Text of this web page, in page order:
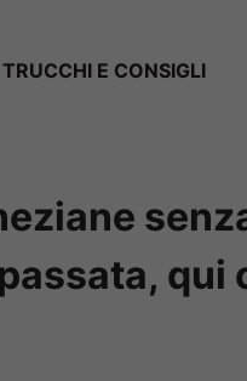
TRUCCHI E CONSIGLI
qui